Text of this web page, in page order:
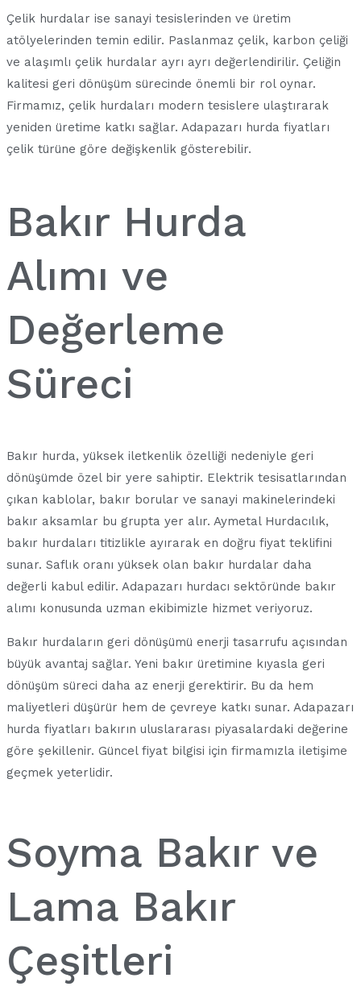
Çelik hurdalar ise sanayi tesislerinden ve üretim
atölyelerinden temin edilir. Paslanmaz çelik, karbon çeliği
ve alaşımlı çelik hurdalar ayrı ayrı değerlendirilir. Çeliğin
kalitesi geri dönüşüm sürecinde önemli bir rol oynar.
Firmamız, çelik hurdaları modern tesislere ulaştırarak
yeniden üretime katkı sağlar. Adapazarı hurda fiyatları
çelik türüne göre değişkenlik gösterebilir.
Bakır Hurda
Alımı ve
Değerleme
Süreci
Bakır hurda, yüksek iletkenlik özelliği nedeniyle geri
dönüşümde özel bir yere sahiptir. Elektrik tesisatlarından
çıkan kablolar, bakır borular ve sanayi makinelerindeki
bakır aksamlar bu grupta yer alır. Aymetal Hurdacılık,
bakır hurdaları titizlikle ayırarak en doğru fiyat teklifini
sunar. Saflık oranı yüksek olan bakır hurdalar daha
değerli kabul edilir. Adapazarı hurdacı sektöründe bakır
alımı konusunda uzman ekibimizle hizmet veriyoruz.
Bakır hurdaların geri dönüşümü enerji tasarrufu açısından
büyük avantaj sağlar. Yeni bakır üretimine kıyasla geri
dönüşüm süreci daha az enerji gerektirir. Bu da hem
maliyetleri düşürür hem de çevreye katkı sunar. Adapazarı
hurda fiyatları bakırın uluslararası piyasalardaki değerine
göre şekillenir. Güncel fiyat bilgisi için firmamızla iletişime
geçmek yeterlidir.
Soyma Bakır ve
Lama Bakır
Çeşitleri